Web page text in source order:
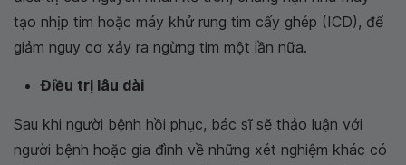
tạo nhịp tim hoặc máy khử rung tim cấy ghép (ICD), để
giảm nguy cơ xảy ra ngừng tim một lần nữa.
Điều trị lâu dài
Sau khi người bệnh hồi phục, bác sĩ sẽ thảo luận với
người bệnh hoặc gia đình về những xét nghiệm khác có